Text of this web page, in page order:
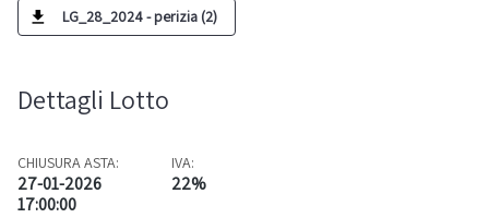
LG_28_2024 - perizia (2)
Dettagli Lotto
CHIUSURA ASTA:
27-01-2026
17:00:00
IVA:
22%